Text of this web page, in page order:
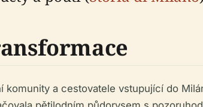
a cestovatele vstupující do